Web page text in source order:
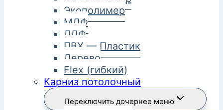
Экополимер
МДФ
ЛДФ
ПВХ — Пластик
Дерево
Flex (гибкий)
Карниз потолочный
Переключить дочернее меню